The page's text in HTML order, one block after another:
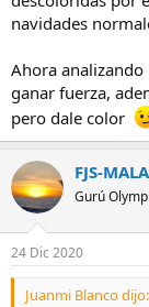
navidades
Ahora
ganar fuerza,
pero dale color
FJS-
Gurú
24 Dic 2020
Juanmi Blanco dijo: